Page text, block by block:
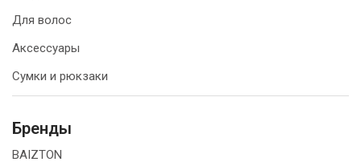
Для волос
Аксессуары
Сумки и рюкзаки
Бренды
BAIZTON